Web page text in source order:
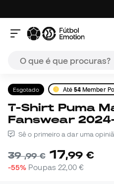
Esgotado Até 54 Member
T-Shirt Puma Manchester City
Fanswear
Sê o primeiro a dar uma
39,99 € 17,99 €
-55% Poupas 22,00 €